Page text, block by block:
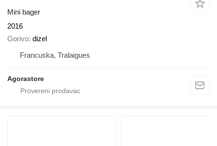
Mini bager
2016
Gorivo dizel
Francuska, Tralaigues
Agorastore